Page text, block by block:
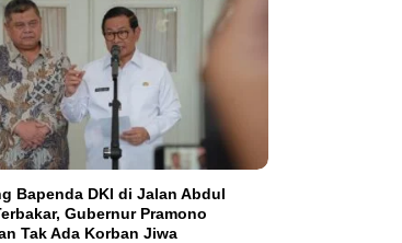
Bapenda DKI di Jalan Abdul
Gubernur Pramono
Tak Ada Korban Jiwa